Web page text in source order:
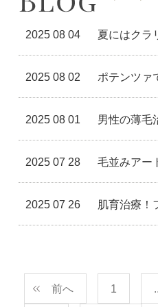
2025 08 04 夏にはクラ
2025 08 02 ポテンツァ
2025 08 01 男性の薄毛
2025 07 28 毛並みアー
2025 07 26 肌育治療！
前へ 1